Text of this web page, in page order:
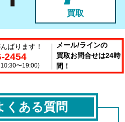
買取
ばります！
2454
〜19:00)
メール/ラインの
買取お問合せは24時
間！
くある質問